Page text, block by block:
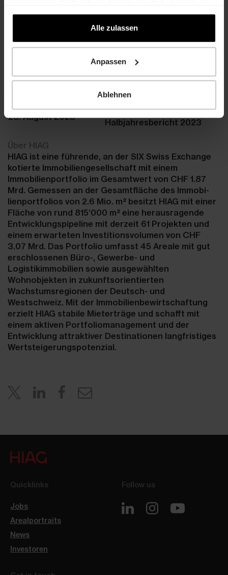
die sie im Rahmen Ihrer Nutzung der Dienste
Alle zulassen
Anpassen
Ablehnen
E-Mail
Veröffentlichung
Geschäftsbericht 2022
Generalversammlung
28. August 2023
Veröffentlichung
Halbjahresbericht 2023
Über HIAG
HIAG ist eine führende, an der SIX Swiss Exchange
kotierte Immobiliengesellschaft mit einem
Immobilienportfolio im Gesamtwert von CHF 1.87
Mrd. Gemessen an der Gesamtfläche des Immobi-
lienportfolios von 2.6 Mio. m² besitzt HIAG mit einer
Fläche von rund 815’000 m² eine herausragende
Entwicklungspipeline mit derzeit 61 Projekten und
einem erwarteten Investitionsvolumen von CHF
3.07 Mrd. Das Portfolio umfasst 45 Areale mit gut
erschlossenen Büro-, Gewerbe- und
Logistikimmobilien sowie ausgewählten
Wohnobjekten in zukunftsorientierten
Wachstumsregionen der Deutsch- und
Westschweiz. Mit der Immobilienbewirtschaftung
erzielt HIAG stabile Mieterträge und schafft mit
einem aktiven Portfoliomanagement und der
Entwicklung attraktiver Destinationen langfristiges
Wertsteigerungspotenzial.
Quicklinks
Jobs
Arealportraits
News
Investoren
Follow us